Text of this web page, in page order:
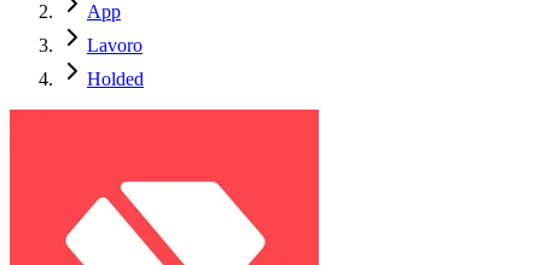
App
Lavoro
Holded